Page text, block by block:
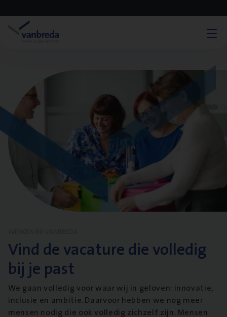
Vind de vacature die volledig
bij je past
We gaan volledig voor waar wij in geloven: innovatie,
inclusie en ambitie. Daarvoor hebben we nog meer
mensen nodig die ook volledig zichzelf zijn. Mensen